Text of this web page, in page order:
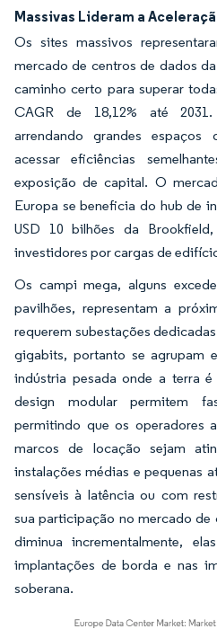
Massivas Lideram a
Os sites massivos
mercado de centros de dados
caminho certo para superar
CAGR de 18,12% até
arrendando grandes espaços
acessar eficiências
exposição de capital. O
Europa se beneficia do hub de
USD 10 bilhões da
investidores por cargas de
Os campi mega, alguns
pavilhões, representam a
requerem subestações
gigabits, portanto se agrupam
indústria pesada onde a terra
design modular permitem
permitindo que os operadores
marcos de locação sejam
instalações médias e pequenas
sensíveis à latência ou com
sua participação no mercado de
diminua incrementalmente,
implantações de borda e nas
soberana.